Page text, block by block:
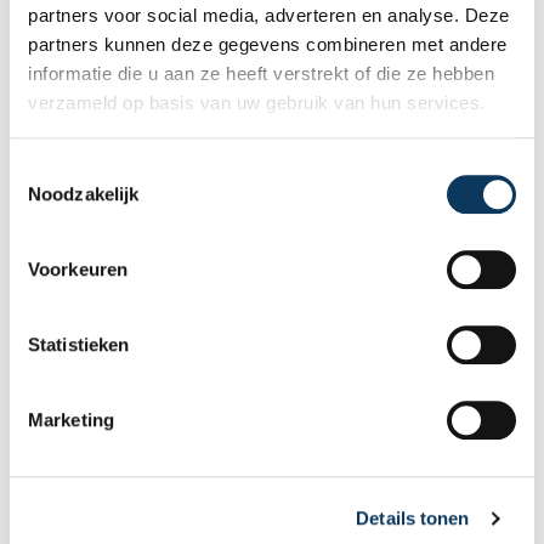
partners voor social media, adverteren en analyse. Deze
partners kunnen deze gegevens combineren met andere
informatie die u aan ze heeft verstrekt of die ze hebben
verzameld op basis van uw gebruik van hun services.
Noodzakelijk
Voorkeuren
Statistieken
Marketing
Details tonen
Recente artikelen